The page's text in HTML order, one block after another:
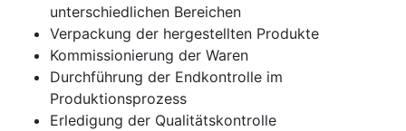
unterschiedlichen Bereichen
Verpackung der hergestellten Produkte
Kommissionierung der Waren
Durchführung der Endkontrolle im
Produktionsprozess
Erledigung der Qualitätskontrolle